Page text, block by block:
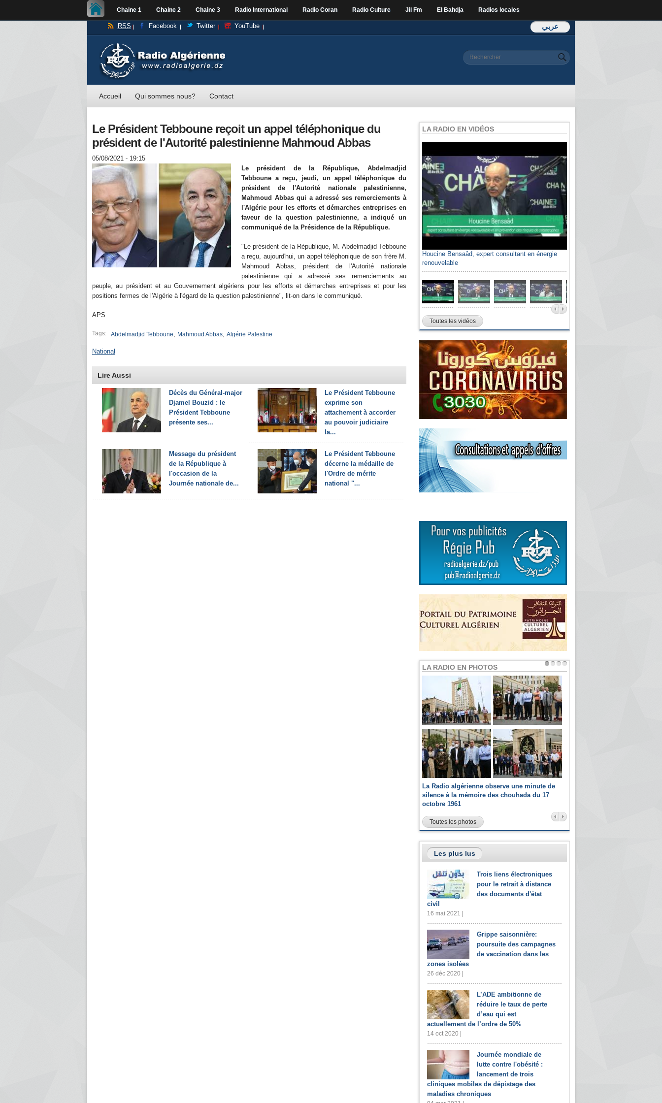
Chaine 1 Chaine 2 Chaine 3 Radio International Radio Coran Radio Culture Jil Fm El Bahdja Radios locales
عربي RSS Facebook Twitter YouTube
Formulaire de
Rechercher
Accueil Qui sommes nous? Contact
Le Président Tebboune reçoit un appel téléphonique du
président de l'Autorité palestinienne Mahmoud Abbas
05/08/2021 - 19:15
Le président de la République, Abdelmadjid
Tebboune a reçu, jeudi, un appel téléphonique du
président de l'Autorité nationale palestinienne,
Mahmoud Abbas qui a adressé ses remerciements à
l'Algérie pour les efforts et démarches entreprises en
faveur de la question palestinienne, a indiqué un
communiqué de la Présidence de la République.
"Le président de la République, M. Abdelmadjid Tebboune
a reçu, aujourd'hui, un appel téléphonique de son frère M.
Mahmoud Abbas, président de l'Autorité nationale
palestinienne qui a adressé ses remerciements au
peuple, au président et au Gouvernement algériens pour les efforts et démarches entreprises et pour les
positions fermes de l'Algérie à l'égard de la question palestinienne", lit-on dans le communiqué.
APS
Tags: Abdelmadjid Tebboune, Mahmoud Abbas, Algérie Palestine
National
Lire Aussi
Décès du Général-major
Djamel Bouzid : le
Président Tebboune
présente ses...
Le Président Tebboune
exprime son
attachement à accorder
au pouvoir judiciaire
la...
Message du président
de la République à
l'occasion de la
Journée nationale de...
Le Président Tebboune
décerne la médaille de
l'Ordre de mérite
national "...
LA RADIO EN VIDÉOS
Houcine Bensaâd, expert consultant en énergie
renouvelable
Toutes les vidéos
LA RADIO EN PHOTOS
La Radio algérienne observe une minute de
silence à la mémoire des chouhada du 17
octobre 1961
Toutes les photos
Les plus lus
Trois liens électroniques
pour le retrait à distance
des documents d'état
civil
16 mai 2021 |
Grippe saisonnière:
poursuite des campagnes
de vaccination dans les
zones isolées
26 déc 2020 |
L’ADE ambitionne de
réduire le taux de perte
d’eau qui est
actuellement de l’ordre de 50%
14 oct 2020 |
Journée mondiale de
lutte contre l'obésité :
lancement de trois
cliniques mobiles de dépistage des
maladies chroniques